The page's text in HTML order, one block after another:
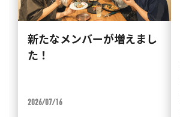
新たなメンバーが増えまし
た！
2026/07/16